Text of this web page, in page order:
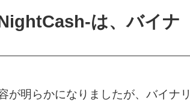
は、バイナ
が明らかになりましたが、バイナリ